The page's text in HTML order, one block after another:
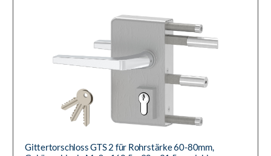
Gittertorschloss GTS 2 für Rohrstärke 60-80mm,